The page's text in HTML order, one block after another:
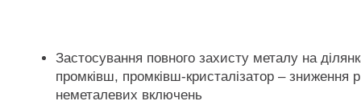
Застосування повного захисту металу на
промківш, промківш-кристалізатор – зниження
неметалевих включень